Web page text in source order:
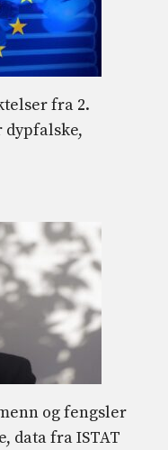
fra 2.
dypfalske,
og fengsler
data fra ISTAT